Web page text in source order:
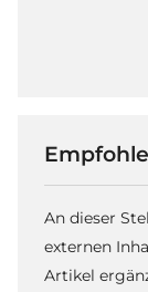
An dieser
externen
Artikel